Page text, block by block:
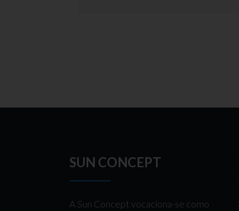
SUN CONCEPT
A Sun Concept vocaciona-se como